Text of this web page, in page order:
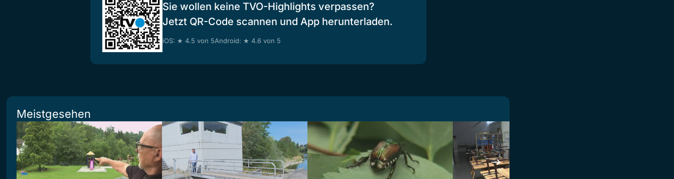
Sie wollen keine TVO-Highlights verpassen?
Jetzt QR-Code scannen und App herunterladen.
iOS: ★ 4.5 von 5Android: ★ 4.6 von 5
Meistgesehen